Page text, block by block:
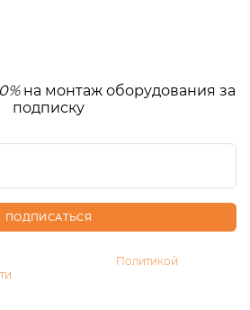
на монтаж оборудования за
подписку
ПОДПИСАТЬСЯ
Политикой